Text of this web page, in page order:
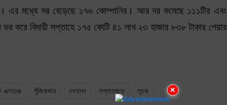
×
এর মধ্যে দর বেড়েছে ১৭৬ কোম্পানির। আর দর কমেছে ১১১টির এবং
করে বিদায়ী সপ্তাহে ১৭৫ কোটি ৪১ লাখ ২৩ হাজার ৮৩৮ টাকার শেয়ার
পুঁজিবাজার লেনদেন সপ্তাহজুড়ে সূচক